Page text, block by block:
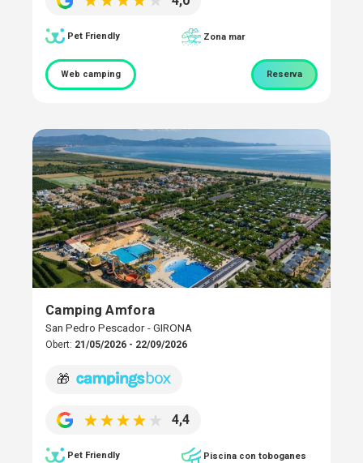
Pet Friendly Zona mar
Web camping Reserva
Camping Amfora
San Pedro Pescador - GIRONA
Obert: 21/05/2026 - 22/09/2026
🎁
4,4
Pet Friendly
Piscina con toboganes